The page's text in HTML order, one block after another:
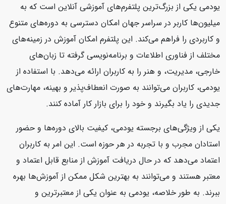
یودمی یکی از بزرگ‌ترین پلتفرم‌های آموزشی آنلاین است که به
میلیون‌ها کاربر در سراسر جهان امکان دسترسی به دوره‌های متنوع
و کاربردی را فراهم می‌کند. این پلتفرم امکان آموزش در زمینه‌های
مختلف از فناوری اطلاعات و برنامه‌نویسی گرفته تا زبان‌های
خارجی، مدیریت، و هنر را به کاربران ارائه می‌دهد. با استفاده از
یودمی، کاربران می‌توانند به صورت انعطاف‌پذیر و بهینه، مهارت‌های
جدیدی را یاد بگیرند و خود را برای بازار کار آماده کنند.
یکی از ویژگی‌های برجسته یودمی، کیفیت بالای دوره‌ها و حضور
استادان مجرب و با تجربه در هر حوزه است. این امر به کاربران
اعتماد می‌دهد که در حال دریافت آموزش از منابع قابل اعتماد و
معتبر هستند و می‌توانند به بهترین شکل ممکن از آموزش‌ها بهره
ببرند. به طور خلاصه، یودمی به عنوان یکی از معتبرترین و